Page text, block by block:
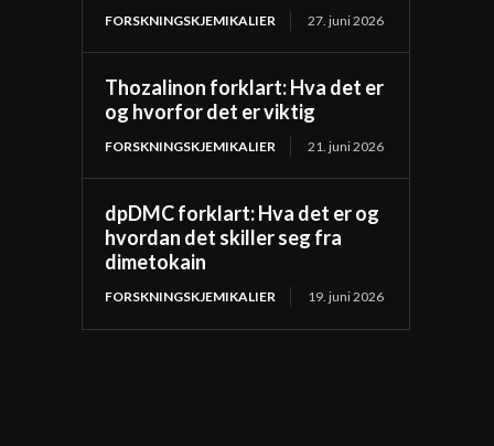
FORSKNINGSKJEMIKALIER 27. juni 2026
Thozalinon forklart: Hva det er
og hvorfor det er viktig
FORSKNINGSKJEMIKALIER 21. juni 2026
dpDMC forklart: Hva det er og
hvordan det skiller seg fra
dimetokain
FORSKNINGSKJEMIKALIER 19. juni 2026